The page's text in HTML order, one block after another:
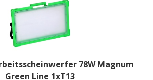
78W Magnum
Green Line 1xT13